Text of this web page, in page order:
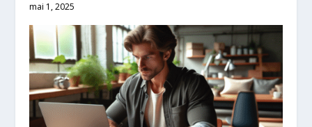
mai 1, 2025